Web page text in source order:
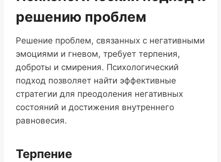
решению проблем
Решение проблем, связанных с негативными
эмоциями и гневом, требует терпения,
доброты и смирения. Психологический
подход позволяет найти эффективные
стратегии для преодоления негативных
состояний и достижения внутреннего
равновесия.
Терпение